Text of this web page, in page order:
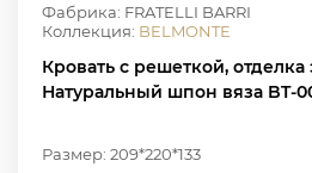
Фабрика: FRATELLI BARRI
Коллекция: BELMONTE
Кровать с решеткой, отделка
Натуральный шпон вяза BT-
Размер: 209*220*133